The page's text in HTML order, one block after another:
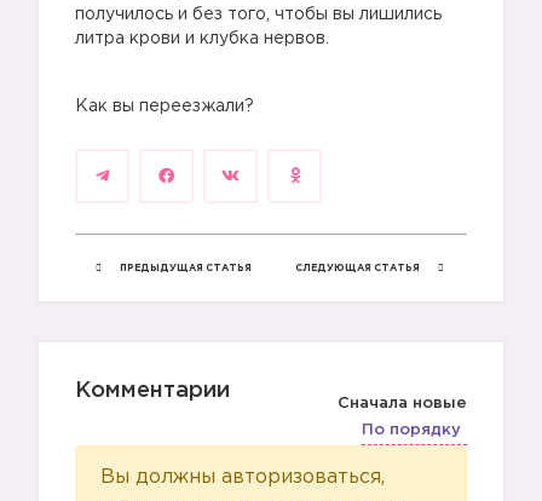
получилось и без того, чтобы вы лишились
литра крови и клубка нервов.
Как вы переезжали?
ПРЕДЫДУЩАЯ СТАТЬЯ СЛЕДУЮЩАЯ СТАТЬЯ
Комментарии
Сначала новые
По порядку
Вы должны авторизоваться,